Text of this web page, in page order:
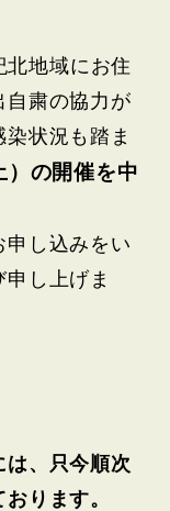
北地域にお住
自粛の協力が
状況も踏ま
の開催を中
申し込みをい
し上げま
、只今順次
ります。